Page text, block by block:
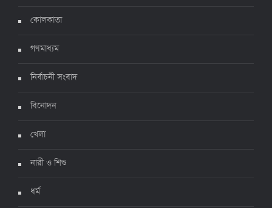
কোলকাতা
গণমাধ্যম
নির্বাচনী সংবাদ
বিনোদন
খেলা
নারী ও শিশু
ধর্ম